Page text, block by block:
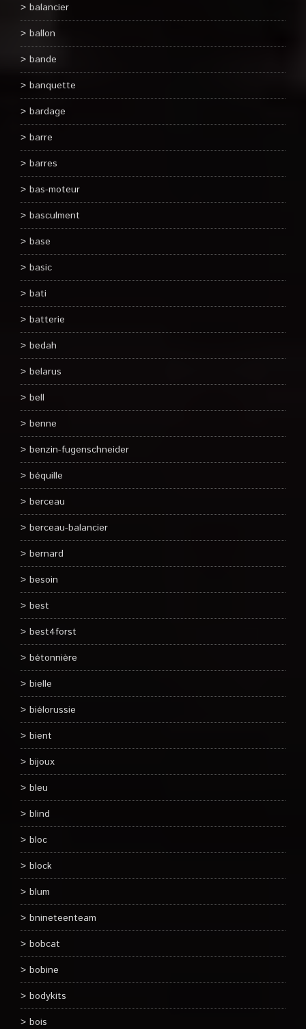
balancier
ballon
bande
banquette
bardage
barre
barres
bas-moteur
basculment
base
basic
bati
batterie
bedah
belarus
bell
benne
benzin-fugenschneider
béquille
berceau
berceau-balancier
bernard
besoin
best
best4forst
bétonnière
bielle
biélorussie
bient
bijoux
bleu
blind
bloc
block
blum
bnineteenteam
bobcat
bobine
bodykits
bois